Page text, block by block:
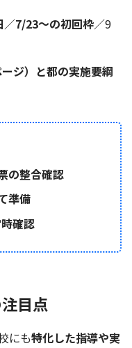
／7/23～の初回枠／9
ジ）と都の実施要綱
の整合確認
準備
確認
目点
にも特化した指導や実